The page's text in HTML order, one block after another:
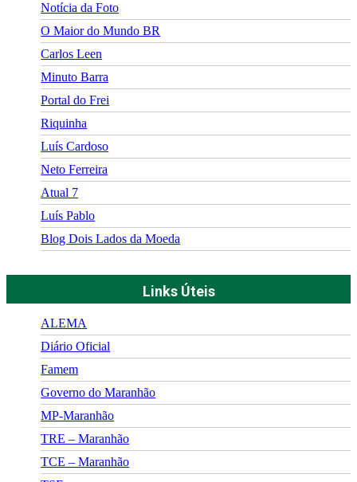
Notícia da Foto
O Maior do Mundo BR
Carlos Leen
Minuto Barra
Portal do Frei
Riquinha
Luís Cardoso
Neto Ferreira
Atual 7
Luís Pablo
Blog Dois Lados da Moeda
Links Úteis
ALEMA
Diário Oficial
Famem
Governo do Maranhão
MP-Maranhão
TRE – Maranhão
TCE – Maranhão